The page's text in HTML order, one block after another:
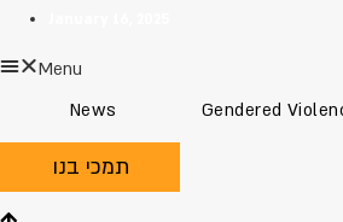
Menu
News
Gendered
תמכי בנו